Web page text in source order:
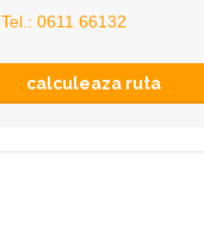
Tel.: 0611 66132
calculeaza ruta